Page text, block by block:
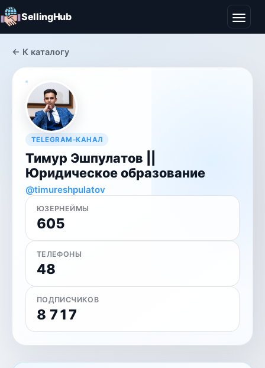
SellingHub
← К каталогу
TELEGRAM-КАНАЛ
Тимур Эшпулатов ||
Юридическое образование
@timureshpulatov
ЮЗЕРНЕЙМЫ
605
ТЕЛЕФОНЫ
48
ПОДПИСЧИКОВ
8 717